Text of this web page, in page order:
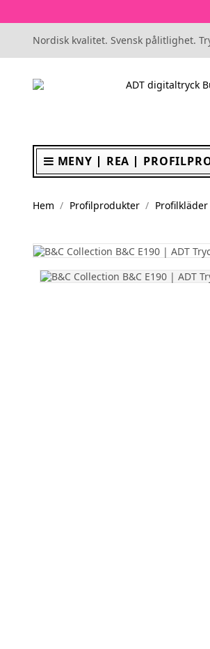
Nordisk kvalitet. Svensk pålitlighet.
MENY REA
Hem Profilprodukter Profilkläder